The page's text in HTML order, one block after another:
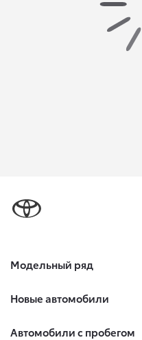
Модельный ряд
Новые автомобили
Автомобили с пробегом